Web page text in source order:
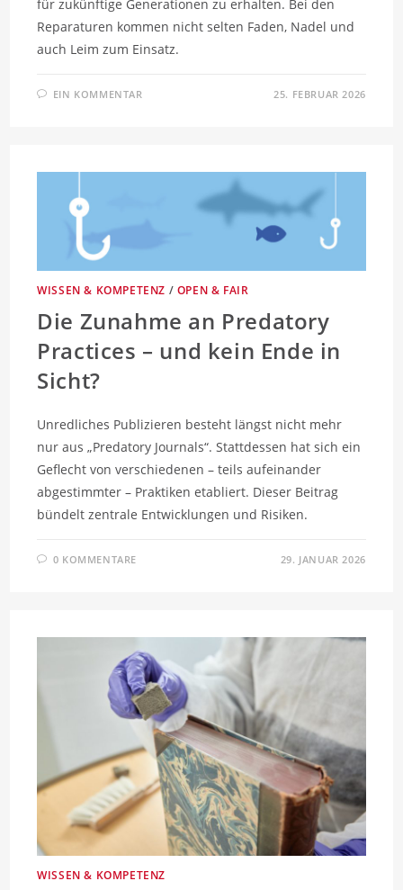
für zukünftige Generationen zu erhalten. Bei den
Reparaturen kommen nicht selten Faden, Nadel und
auch Leim zum Einsatz.
EIN KOMMENTAR 25. FEBRUAR 2026
WISSEN & KOMPETENZ / OPEN & FAIR
Die Zunahme an Predatory
Practices – und kein Ende in
Sicht?
Unredliches Publizieren besteht längst nicht mehr
nur aus „Predatory Journals“. Stattdessen hat sich ein
Geflecht von verschiedenen – teils aufeinander
abgestimmter – Praktiken etabliert. Dieser Beitrag
bündelt zentrale Entwicklungen und Risiken.
0 KOMMENTARE 29. JANUAR 2026
WISSEN & KOMPETENZ